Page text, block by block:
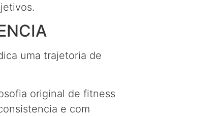
uma trajetoria de
original de fitness
e com